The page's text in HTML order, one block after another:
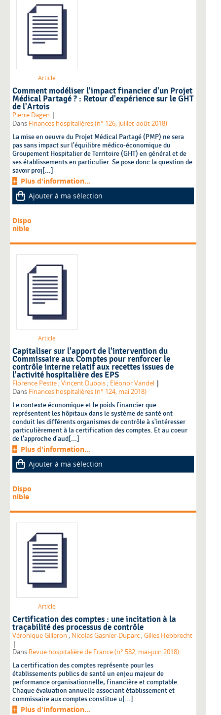
Article
Comment modéliser l'impact financier d'un Projet
Médical Partagé ? : Retour d'expérience sur le GHT
de l'Artois
Pierre Dagen |
Dans Finances hospitalières (n° 126, juillet-août 2018)
La mise en oeuvre du Projet Médical Partagé (PMP) ne sera
pas sans impact sur l'équilibre médico-économique du
Groupement Hospitalier de Territoire (GHT) en général et de
ses établissements en particulier. Se pose donc la question de
savoir proj[...]
Plus d'information...
Ajouter à ma sélection
Dispo
nible
Article
Capitaliser sur l'apport de l'intervention du
Commissaire aux Comptes pour renforcer le
contrôle interne relatif aux recettes issues de
l'activité hospitalière des EPS
Florence Pestie ;Vincent Dubois ; Eléonor Vandel |
Dans Finances hospitalières (n° 124, mai 2018)
Le contexte économique et le poids financier que
représentent les hôpitaux dans le système de santé ont
conduit les différents organismes de contrôle à s'intéresser
particulièrement à la certification des comptes. Et au coeur
de l'approche d'aud[...]
Plus d'information...
Ajouter à ma sélection
Dispo
nible
Article
Certification des comptes : une incitation à la
traçabilité des processus de contrôle
Véronique Gilleron ; Nicolas Gasnier-Duparc ;Gilles Hebbrecht
|
Dans Revue hospitalière de France (n° 582, mai-juin 2018)
La certification des comptes représente pour les
établissements publics de santé un enjeu majeur de
performance organisationnelle, financière et comptable.
Chaque évaluation annuelle associant établissement et
commissaire aux comptes constitue u[...]
Plus d'information...